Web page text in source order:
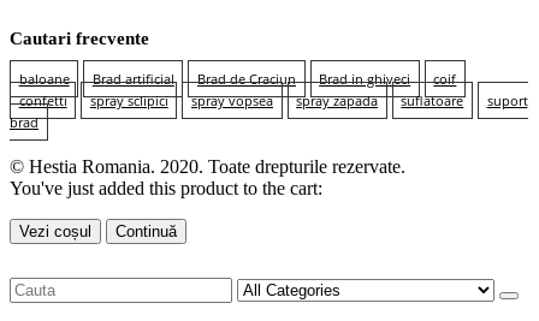
Cautari frecvente
baloane Brad artificial Brad de Craciun Brad in ghiveci
coif
confetti
spray sclipici spray vopsea spray zapada suflatoare
suport
brad
© Hestia Romania. 2020. Toate drepturile rezervate.
You've just added this product to the cart:
Vezi coșul Continuă